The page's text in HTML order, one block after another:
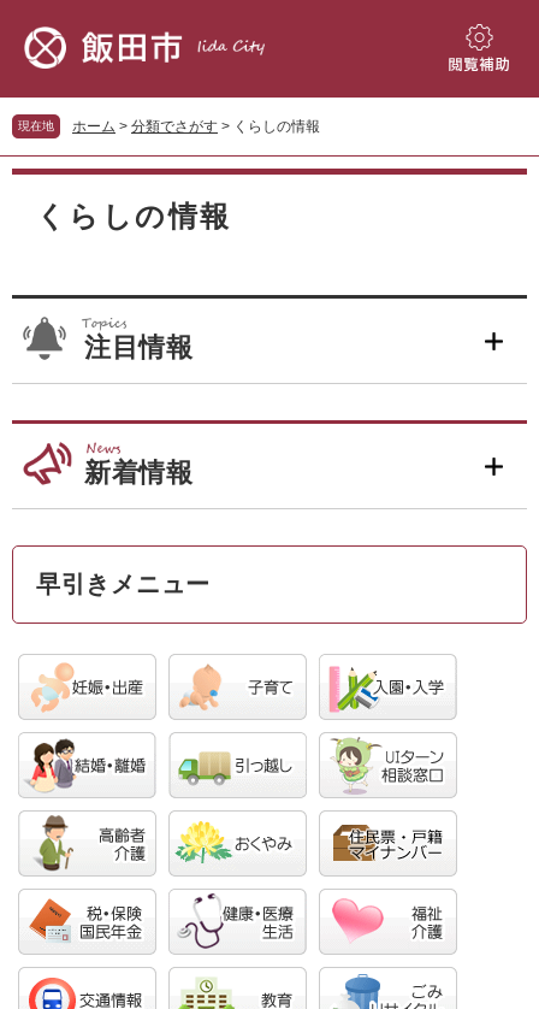
先
頭
を
飛
閲
現在地 ホーム > 分類でさがす > くらしの情報
本
くらしの情報
注目情報
新着情報
早引きメニュー